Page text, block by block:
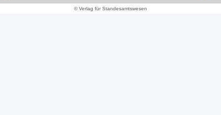
© Verlag für Standesamtswesen